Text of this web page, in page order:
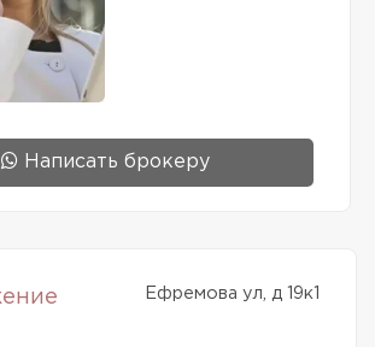
Написать брокеру
Ефремова ул, д 19к1